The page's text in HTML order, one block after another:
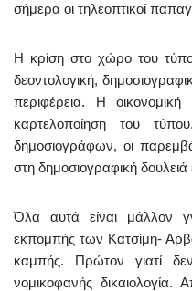
σήμερα οι τηλεοπτικοί
Η κρίση στο χώρο του
δεοντολογική,
περιφέρεια. Η
καρτελοποίηση του
δημοσιογράφων, οι
στη δημοσιογραφική
Όλα αυτά είναι μάλλον
εκπομπής των Κατσίμη-
καμπής. Πρώτον γιατί
νομικοφανής